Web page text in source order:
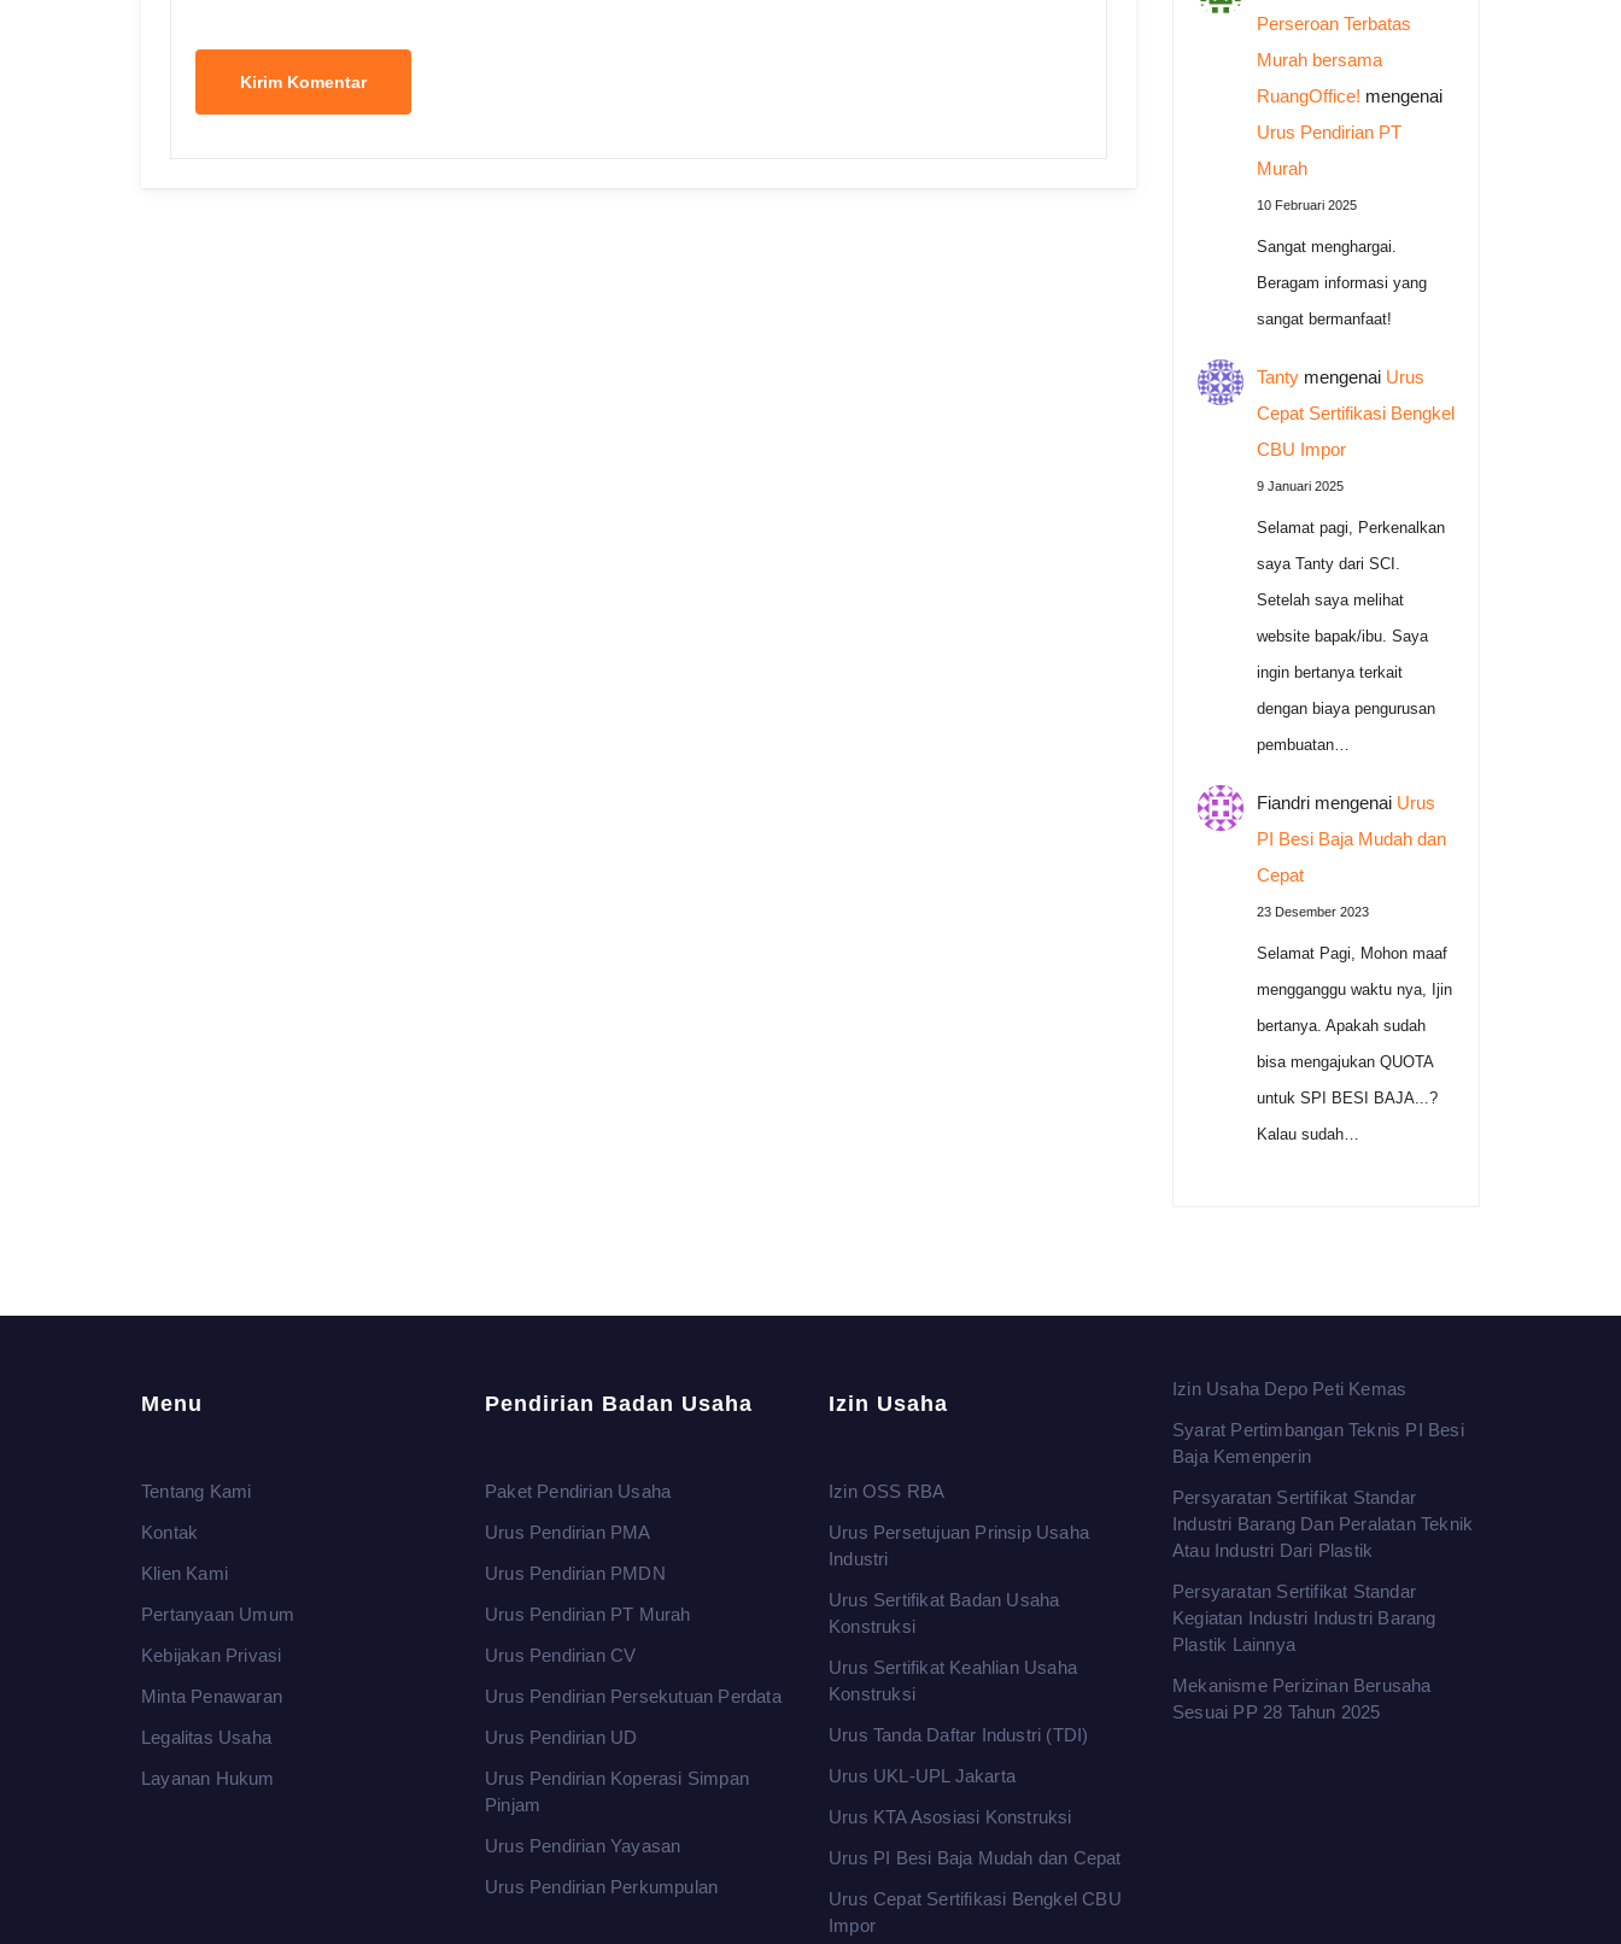
Perseroan Terbatas
Murah bersama
RuangOffice! mengenai
Urus Pendirian PT
Murah
10 Februari 2025
Sangat menghargai.
Beragam informasi yang
sangat bermanfaat!
Tantymengenai Urus
Cepat Sertifikasi Bengkel
CBU Impor
9 Januari 2025
Selamat pagi, Perkenalkan
saya Tanty dari SCI.
Setelah saya melihat
website bapak/ibu. Saya
ingin bertanya terkait
dengan biaya pengurusan
pembuatan…
Fiandrimengenai Urus
PI Besi Baja Mudah dan
Cepat
23 Desember 2023
Selamat Pagi, Mohon maaf
mengganggu waktu nya, Ijin
bertanya. Apakah sudah
bisa mengajukan QUOTA
untuk SPI BESI BAJA...?
Kalau sudah…
Menu
Tentang Kami
Kontak
Klien Kami
Pertanyaan Umum
Kebijakan Privasi
Minta Penawaran
Legalitas Usaha
Layanan Hukum
Pendirian Badan Usaha
Paket Pendirian Usaha
Urus Pendirian PMA
Urus Pendirian PMDN
Urus Pendirian PT Murah
Urus Pendirian CV
Urus Pendirian Persekutuan Perdata
Urus Pendirian UD
Urus Pendirian Koperasi Simpan
Pinjam
Urus Pendirian Yayasan
Urus Pendirian Perkumpulan
Izin Usaha
Izin OSS RBA
Urus Persetujuan Prinsip Usaha
Industri
Urus Sertifikat Badan Usaha
Konstruksi
Urus Sertifikat Keahlian Usaha
Konstruksi
Urus Tanda Daftar Industri (TDI)
Urus UKL-UPL Jakarta
Urus KTA Asosiasi Konstruksi
Urus PI Besi Baja Mudah dan Cepat
Urus Cepat Sertifikasi Bengkel CBU
Impor
Izin Usaha Depo Peti Kemas
Syarat Pertimbangan Teknis PI Besi
Baja Kemenperin
Persyaratan Sertifikat Standar
Industri Barang Dan Peralatan Teknik
Atau Industri Dari Plastik
Persyaratan Sertifikat Standar
Kegiatan Industri Industri Barang
Plastik Lainnya
Mekanisme Perizinan Berusaha
Sesuai PP 28 Tahun 2025